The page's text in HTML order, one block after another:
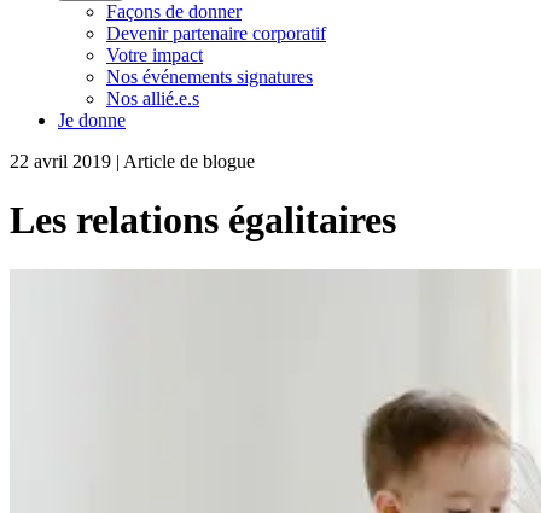
Façons de donner
Devenir partenaire corporatif
Votre impact
Nos événements signatures
Nos allié.e.s
Je donne
22 avril 2019 | Article de blogue
Les relations égalitaires